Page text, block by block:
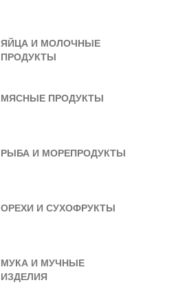
ЯЙЦА И МОЛОЧНЫЕ
ПРОДУКТЫ
МЯСНЫЕ ПРОДУКТЫ
РЫБА И МОРЕПРОДУКТЫ
ОРЕХИ И СУХОФРУКТЫ
МУКА И МУЧНЫЕ
ИЗДЕЛИЯ